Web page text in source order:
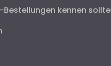
Bestellungen kennen sollte